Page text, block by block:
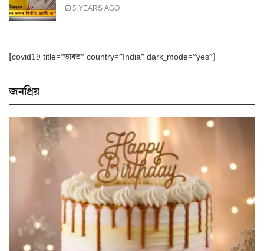
5 YEARS AGO
[covid19 title=”ভাৰত” country=”India” dark_mode=”yes”]
জনপ্ৰিয়